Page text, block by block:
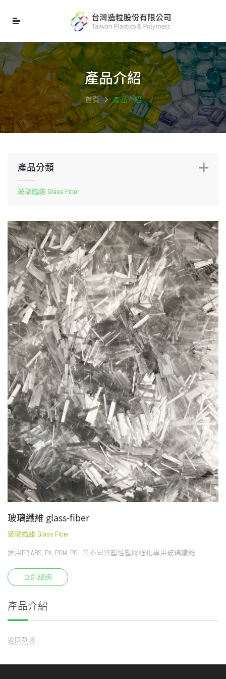
產品介紹
首頁 產品介紹
產品分類
玻璃纖維 Glass Fiber
玻璃纖維 glass-fiber
玻璃纖維 Glass Fiber
適用PP, ABS, PA, POM, PC...等不同熱塑性塑膠強化專用玻璃纖維
立即諮詢
產品介紹
返回列表